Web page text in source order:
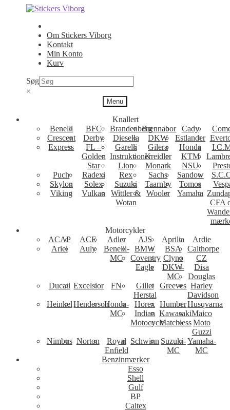
Spring
navigation
Spring
indhold
Om Stickers Viborg
Kontakt
Min Konto
Kurv
Søg
×
Menu
Knallert
Benelli
BFC BrandenborgBrennabor Cady
Crescent
Derby Diesella DKW Estlander
Express
FL –
Golden
Star
Garelli Gilera Honda
InstruktionerKreidler KTM
Lion
Monark NSU
Puch
Radexi Rex Sachs Sandow
Skylon
Solex Suzuki Taarnby Tomos
Viking
Vulkan
Wittler &
Wotan
Wooler Yamaha
CFA
Motorcykler
ACAP
ACE Adler AJS Aprilia
Ardie
Ariel
Auly
Benelli-
MC
BMW BSA
Calthorpe
Coventry
Eagle
Clyno
CZ
DKW-
MC
Disa
Douglas
Ducati Excelsior FN
Gillet
Herstal
Greeves Harley
Davidson
Heinkel HendersonHonda-
MC
Horex HumberHusqvarna
Indian
Motocycle
KawasakiMaico
MatchlessMoto
Guzzi
Nimbus Norton
Royal
Enfield
Schwinn Suzuki-
MC
Yamaha-
MC
Benzinmærker
Esso
Shell
Gulf
BP
Caltex